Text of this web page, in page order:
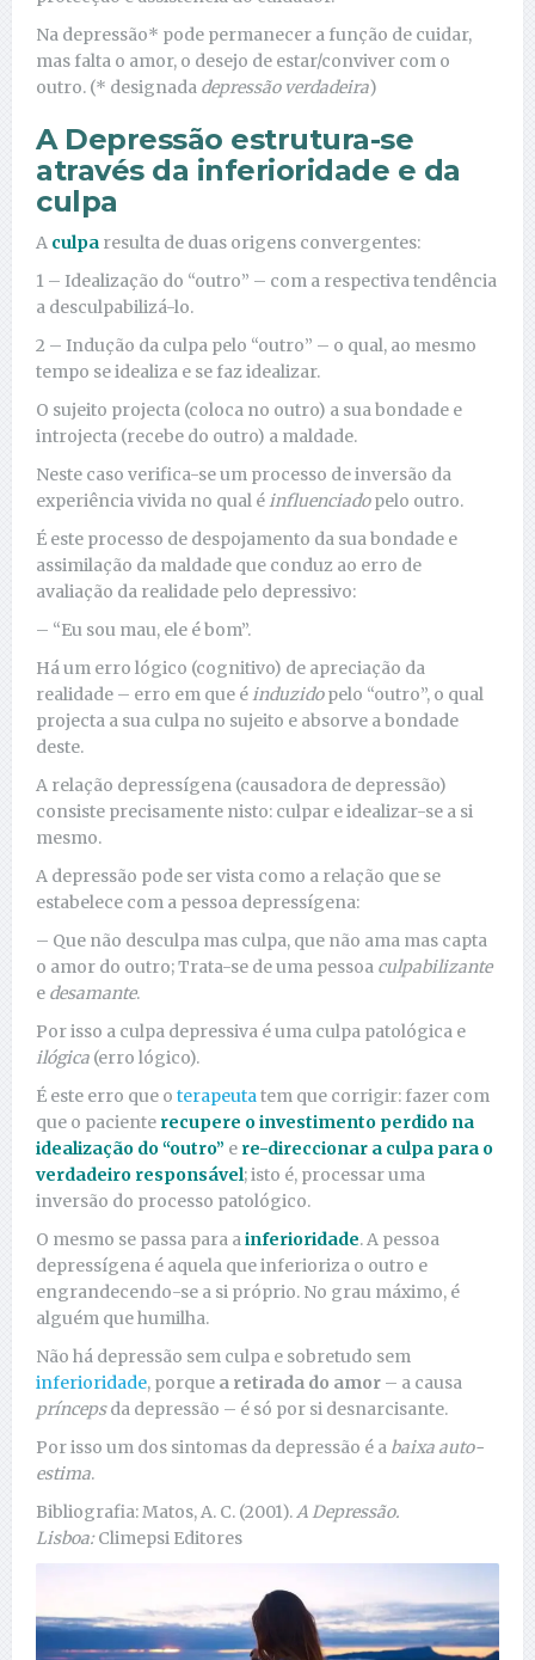
Na depressão* pode permanecer a função de cuidar,
mas falta o amor, o desejo de estar/conviver com o
outro. (* designada depressão verdadeira)
A Depressão estrutura-se
através da inferioridade e da
culpa
A culpa resulta de duas origens convergentes:
1 – Idealização do “outro” – com a respectiva tendência
a desculpabilizá-lo.
2 – Indução da culpa pelo “outro” – o qual, ao mesmo
tempo se idealiza e se faz idealizar.
O sujeito projecta (coloca no outro) a sua bondade e
introjecta (recebe do outro) a maldade.
Neste caso verifica-se um processo de inversão da
experiência vivida no qual éinfluenciadopelo outro.
É este processo de despojamento da sua bondade e
assimilação da maldade que conduz ao erro de
avaliação da realidade pelo depressivo:
– “Eu sou mau, ele é bom”.
Há um erro lógico (cognitivo) de apreciação da
realidade – erro em que éinduzidopelo “outro”, o qual
projecta a sua culpa no sujeito e absorve a bondade
deste.
A relação depressígena (causadora de depressão)
consiste precisamente nisto: culpar e idealizar-se a si
mesmo.
A depressão pode ser vista como a relação que se
estabelece com a pessoa depressígena:
– Que não desculpa mas culpa, que não ama mas capta
o amor do outro; Trata-se de uma pessoa culpabilizante
e desamante.
Por isso a culpa depressiva é uma culpa patológica e
ilógica (erro lógico).
É este erro que o terapeutatem que corrigir: fazer com
que o paciente recupere o investimento perdido na
idealização do “outro” e re-direccionar a culpa para o
verdadeiro responsável; isto é, processar uma
inversão do processo patológico.
O mesmo se passa para ainferioridade. A pessoa
depressígena é aquela que inferioriza o outro e
engrandecendo-se a si próprio. No grau máximo, é
alguém que humilha.
Não há depressão sem culpa e sobretudo sem
inferioridade, porque a retirada do amor – a causa
príncepsda depressão – é só por si desnarcisante.
Por isso um dos sintomas da depressão é a baixa auto-
estima.
Bibliografia: Matos, A. C. (2001).A Depressão.
Lisboa:Climepsi Editores